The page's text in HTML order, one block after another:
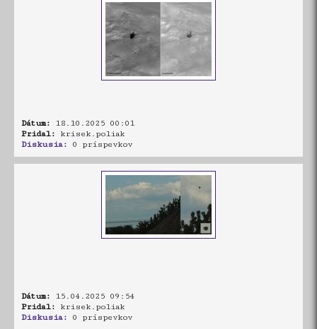
Dátum: 18.10.2025 00:01
Pridal: krisek.poliak
Diskusia: 0 príspevkov
Dátum: 15.04.2025 09:54
Pridal: krisek.poliak
Diskusia: 0 príspevkov